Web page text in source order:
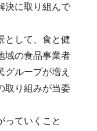
決に取り組んで
として、食と健
域の食品事業者
グループが増え
取り組みが当委
ていくこと